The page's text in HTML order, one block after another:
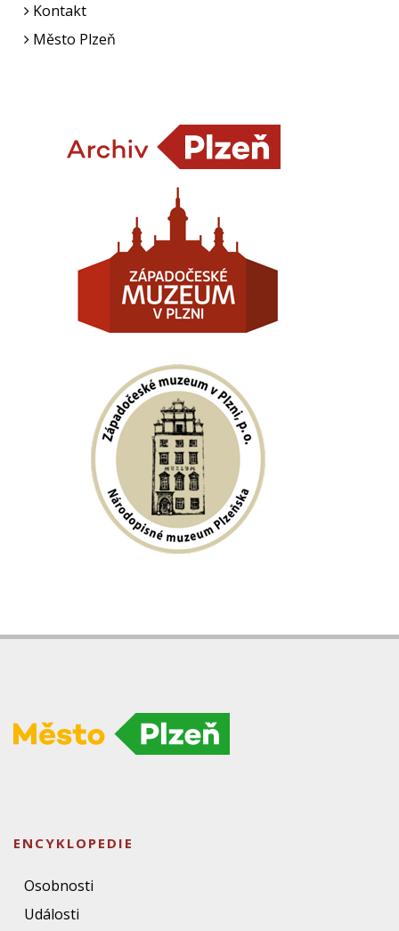
Kontakt
Město Plzeň
ENCYKLOPEDIE
Osobnosti
Události